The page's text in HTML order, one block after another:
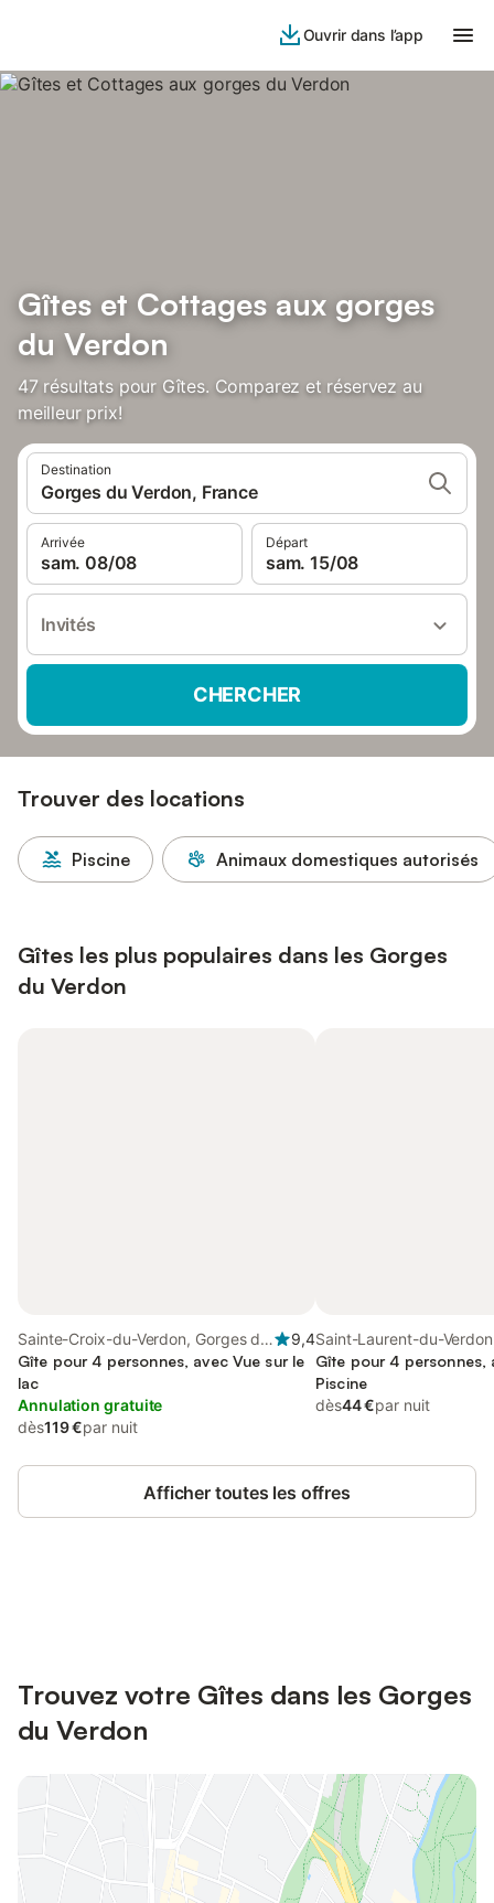
Ouvrir dans l’app
Gîtes et Cottages aux gorges
du Verdon
47 résultats pour Gîtes. Comparez et réservez au
meilleur prix!
Destination
Gorges du Verdon, France
Arrivée
sam. 08/08
Départ
sam. 15/08
Invités
CHERCHER
Trouver des locations
Piscine Animaux domestiques autorisés
Gîtes les plus populaires dans les Gorges
du Verdon
Sainte-Croix-du-Verdon, Gorges du
Verdon
9,4
Gîte pour 4 personnes, avec Vue sur le
lac
Annulation gratuite
dès119 €par nuit
Saint-Laurent-du-
Verdon
Gîte pour 4 personnes,
Piscine
dès44 €par nuit
Afficher toutes les offres
Trouvez votre Gîtes dans les Gorges
du Verdon